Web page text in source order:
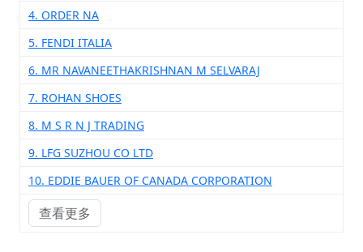
4. ORDER NA
5. FENDI ITALIA
6. MR NAVANEETHAKRISHNAN M SELVARAJ
7. ROHAN SHOES
8. M S R N J TRADING
9. LFG SUZHOU CO LTD
10. EDDIE BAUER OF CANADA CORPORATION
查看更多